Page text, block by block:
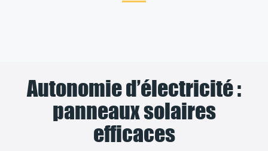
Autonomie d’électricité :
panneaux solaires
efficaces